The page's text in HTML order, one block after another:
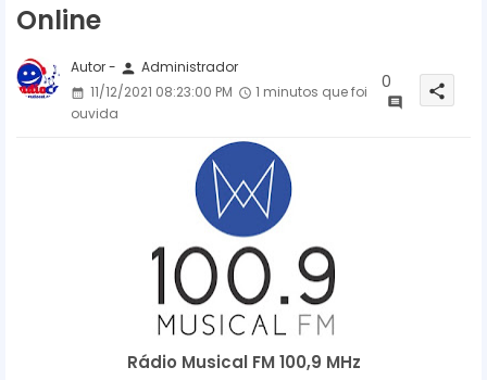
Online
Autor - person Administrador
11/12/2021 08:23:00 PM
1 minutos que foi
ouvida
0 share
Rádio Musical FM 100,9 MHz